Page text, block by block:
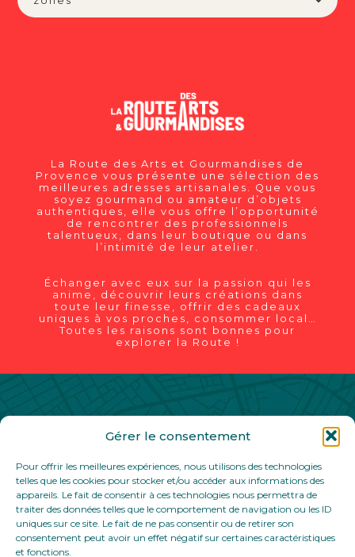
Gérer le consentement
Pour offrir les meilleures expériences, nous utilisons des technologies
telles que les cookies pour stocker et/ou accéder aux informations des
appareils. Le fait de consentir à ces technologies nous permettra de
traiter des données telles que le comportement de navigation ou les ID
uniques sur ce site. Le fait de ne pas consentir ou de retirer son
consentement peut avoir un effet négatif sur certaines caractéristiques
et fonctions.
La Route des Arts et Gourmandises de
Provence vous présente une sélection des
meilleures adresses artisanales. Que vous
soyez gourmand ou amateur d’objets
authentiques, elle vous offre l’opportunité
de rencontrer des professionnels
talentueux, dans leur boutique ou dans
l’intimité de leur atelier.
Échanger avec eux sur la passion qui les
anime, découvrir leurs créations dans
toute leur finesse, offrir des cadeaux
uniques à vos proches, consommer local…
Toutes les raisons sont bonnes pour
explorer la Route !
Politique de confidentialité